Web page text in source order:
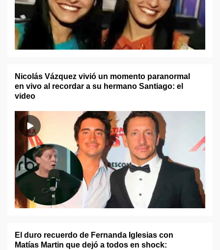
Nicolás Vázquez vivió un momento paranormal
en vivo al recordar a su hermano Santiago: el
video
El duro recuerdo de Fernanda Iglesias con
Matías Martin que dejó a todos en shock: